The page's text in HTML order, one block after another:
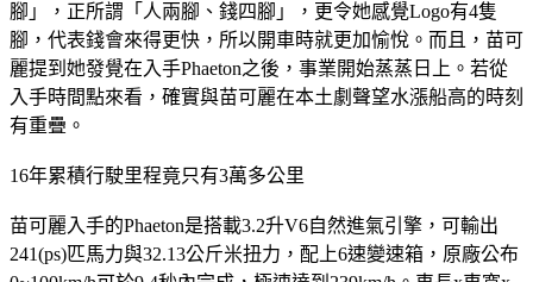
苗可麗繼續說到，「VW」組合起來的Logo設計像是「4隻
腳」，正所謂「人兩腳、錢四腳」，更令她感覺Logo有4隻
腳，代表錢會來得更快，所以開車時就更加愉悅。而且，苗可
麗提到她發覺在入手Phaeton之後，事業開始蒸蒸日上。若從
入手時間點來看，確實與苗可麗在本土劇聲望水漲船高的時刻
苗可麗入手的Phaeton是搭載3.2升V6自然進氣引擎，可輸出